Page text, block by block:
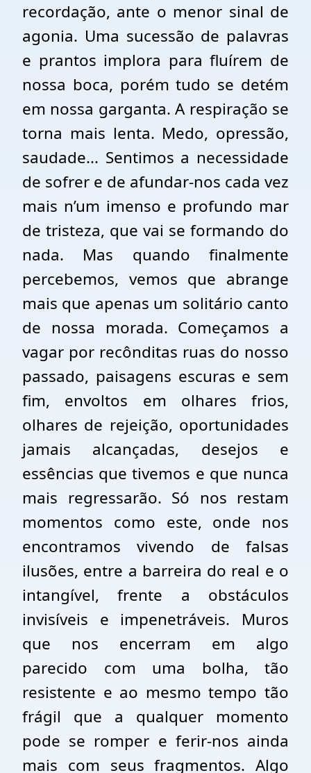
recordação, ante o menor sinal de
agonia. Uma sucessão de palavras
e prantos implora para fluírem de
nossa boca, porém tudo se detém
em nossa garganta. A respiração se
torna mais lenta. Medo, opressão,
saudade... Sentimos a necessidade
de sofrer e de afundar-nos cada vez
mais n’um imenso e profundo mar
de tristeza, que vai se formando do
nada. Mas quando finalmente
percebemos, vemos que abrange
mais que apenas um solitário canto
de nossa morada. Começamos a
vagar por recônditas ruas do nosso
passado, paisagens escuras e sem
fim, envoltos em olhares frios,
olhares de rejeição, oportunidades
jamais alcançadas, desejos e
essências que tivemos e que nunca
mais regressarão. Só nos restam
momentos como este, onde nos
encontramos vivendo de falsas
ilusões, entre a barreira do real e o
intangível, frente a obstáculos
invisíveis e impenetráveis. Muros
que nos encerram em algo
parecido com uma bolha, tão
resistente e ao mesmo tempo tão
frágil que a qualquer momento
pode se romper e ferir-nos ainda
mais com seus fragmentos. Algo